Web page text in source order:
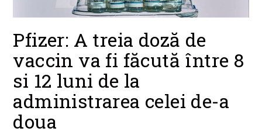
Pfizer: A treia doză de
vaccin va fi făcută între 8
si 12 luni de la
administrarea celei de-a
doua